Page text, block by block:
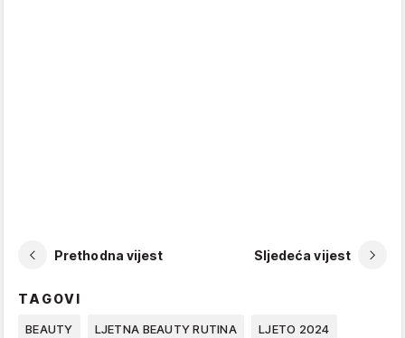
Prethodna vijest Sljedeća vijest
TAGOVI
BEAUTY LJETNA BEAUTY RUTINA LJETO 2024